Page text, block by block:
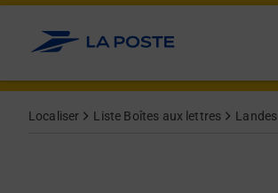
Allez au contenu
Localiser Liste Boîtes aux lettres Landes